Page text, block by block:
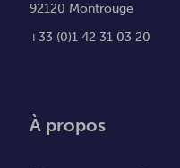
92120 Montrouge
+33 (0)1 42 31 03 20
À propos